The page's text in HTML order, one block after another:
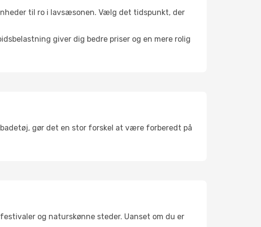
til ro i lavsæsonen. Vælg det tidspunkt, der
giver dig bedre priser og en mere rolig
gør det en stor forskel at være forberedt på
og naturskønne steder. Uanset om du er